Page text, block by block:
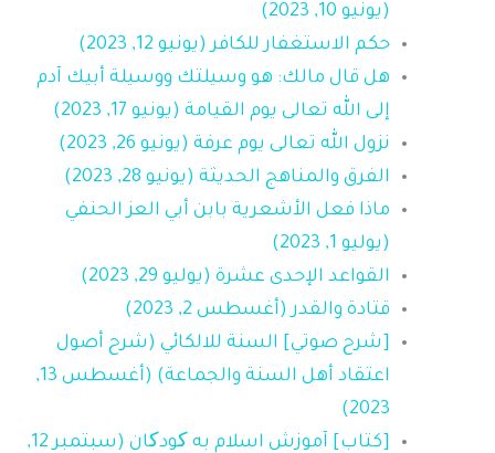
(يونيو 10, 2023)
حكم الاستغفار للكافر (يونيو 12, 2023)
هل قال مالك: هو وسيلتك ووسيلة أبيك آدم
إلى الله تعالى يوم القيامة (يونيو 17, 2023)
نزول الله تعالى يوم عرفة (يونيو 26, 2023)
الفرق والمناهج الحديثة (يونيو 28, 2023)
ماذا فعل الأشعرية بابن أبي العز الحنفي
(يوليو 1, 2023)
القواعد الإحدى عشرة (يوليو 29, 2023)
قتادة والقدر (أغسطس 2, 2023)
[شرح صوتي] السنة للالكائي (شرح أصول
اعتقاد أهل السنة والجماعة) (أغسطس 13,
2023)
[كتاب] آموزش اسلام به کودکان (سبتمبر 12,